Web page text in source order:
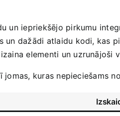
‌un iepriekšējo pirkumu
un dažādi atlaidu‌ kodi, kas
elementi un uzrunājoši⁢
kuras nepieciešams